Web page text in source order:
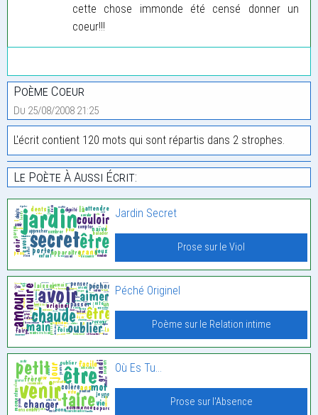
cette chose immonde été censé donner un
coeur!!!
Poème Coeur
Du 25/08/2008 21:25
L'écrit contient 120 mots qui sont répartis dans 2 strophes.
Le Poète À Aussi Écrit:
Jardin Secret
Prose sur le Viol
Péché Originel
Poème sur le Relation intime
Où Es Tu…
Prose sur l'Absence